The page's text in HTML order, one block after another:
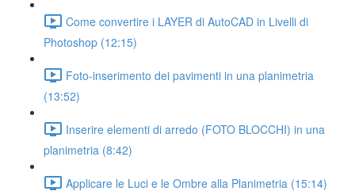
Come convertire i LAYER di AutoCAD in Livelli di
Photoshop (12:15)
Foto-inserimento dei pavimenti in una planimetria
(13:52)
Inserire elementi di arredo (FOTO BLOCCHI) in una
planimetria (8:42)
Applicare le Luci e le Ombre alla Planimetria (15:14)